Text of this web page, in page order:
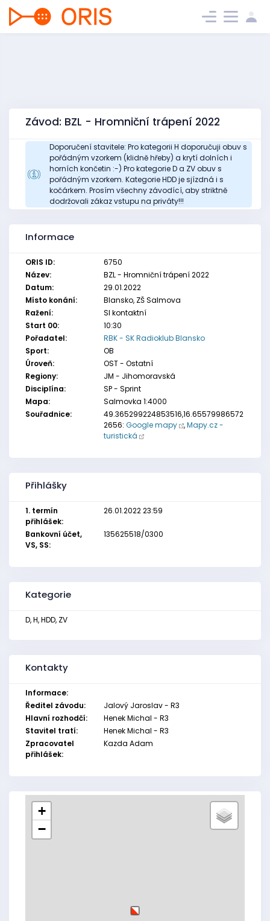
Závod: BZL - Hromniční trápení 2022
Doporučení stavitele: Pro kategorii H doporučuji obuv s
pořádným vzorkem (klidně hřeby) a krytí dolních i
horních končetin :-) Pro kategorie D a ZV obuv s
pořádným vzorkem. Kategorie HDD je sjízdná i s
kočárkem. Prosím všechny závodící, aby striktně
dodržovali zákaz vstupu na priváty!!!
Informace
ORIS ID:
6750
Název:
BZL - Hromniční trápení 2022
Datum:
29.01.2022
Místo konání:
Blansko, ZŠ Salmova
Ražení:
SI kontaktní
Start 00:
10:30
Pořadatel:
RBK - SK Radioklub Blansko
Sport:
OB
Úroveň:
OST - Ostatní
Regiony:
JM - Jihomoravská
Disciplína:
SP - Sprint
Mapa:
Salmovka 1:4000
Souřadnice:
49.365299224853516,16.65579986572
2656: Google mapy ,Mapy.cz -
turistická
Přihlášky
1. termín
přihlášek:
26.01.2022 23:59
Bankovní účet,
VS, SS:
135625518/0300
Kategorie
D, H, HDD, ZV
Kontakty
Informace:
Ředitel závodu:
Jalový Jaroslav - R3
Hlavní rozhodčí:
Henek Michal - R3
Stavitel tratí:
Henek Michal - R3
Zpracovatel
přihlášek:
Kazda Adam
+
−